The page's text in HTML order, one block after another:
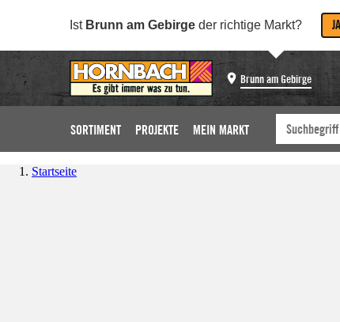
Ist Brunn am Gebirge der richtige Markt?
Brunn am Gebirge
SORTIMENT PROJEKTE MEIN MARKT
Startseite